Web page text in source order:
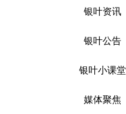
银叶资讯
银叶公告
银叶小课堂
媒体聚焦